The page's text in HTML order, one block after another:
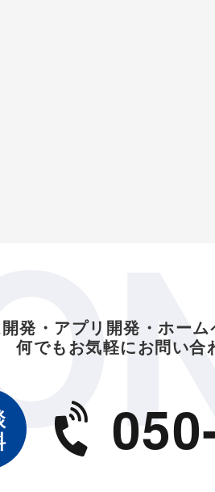
発・アプリ開発・ホーム
何でもお気軽にお問い合